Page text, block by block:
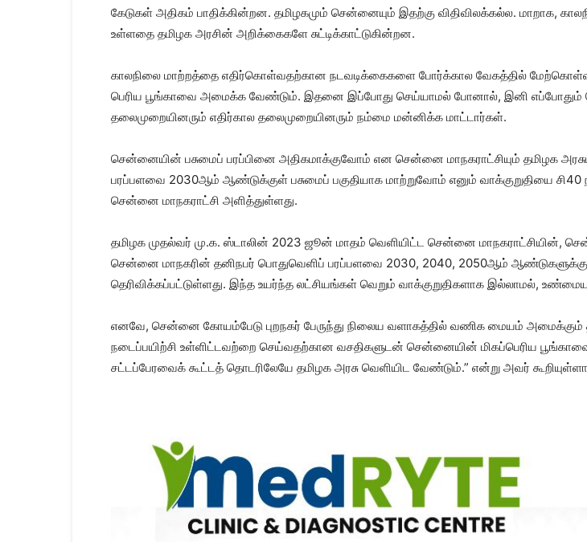
கேடுகள் அதிகம் பாதிக்கின்றன. தமிழகமும் சென்னையும் இதற்கு விதிவிலக்கல்ல. மாறாக,
உள்ளதை தமிழக அரசின் அறிக்கைகளே சுட்டிக்காட்டுகின்றன.
காலநிலை மாற்றத்தை எதிர்கொள்வதற்கான நடவடிக்கைகளை போர்க்கால வேகத்தில்
பெரிய பூங்காவை அமைக்க வேண்டும். இதனை இப்போது செய்யாமல் போனால், இனி
தலைமுறையினரும் எதிர்கால தலைமுறையினரும் நம்மை மன்னிக்க மாட்டார்கள்.
சென்னையின் பசுமைப் பரப்பினை அதிகமாக்குவோம் என சென்னை மாநகராட்சியும் தமிழக
பரப்பளவை 2030ஆம் ஆண்டுக்குள் பசுமைப் பகுதியாக மாற்றுவோம் எனும் வாக்குறுதியை
சென்னை மாநகராட்சி அளித்துள்ளது.
தமிழக முதல்வர் மு.க. ஸ்டாலின் 2023 ஜூன் மாதம் வெளியிட்ட சென்னை மாநகராட்சியின்,
சென்னை மாநகரின் தனிநபர் பொதுவெளிப் பரப்பளவை 2030, 2040, 2050ஆம்
தெரிவிக்கப்பட்டுள்ளது. இந்த உயர்ந்த லட்சியங்கள் வெறும் வாக்குறுதிகளாக இல்லாமல்,
எனவே, சென்னை கோயம்பேடு புறநகர் பேருந்து நிலைய வளாகத்தில் வணிக மையம் அமைக்கும்
நடைப்பயிற்சி உள்ளிட்டவற்றை செய்வதற்கான வசதிகளுடன் சென்னையின் மிகப்பெரிய
சட்டப்பேரவைக் கூட்டத் தொடரிலேயே தமிழக அரசு வெளியிட வேண்டும்.” என்று அவர்